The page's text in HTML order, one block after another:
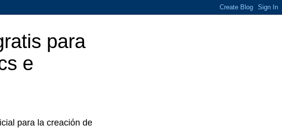
para
e
para la creación de